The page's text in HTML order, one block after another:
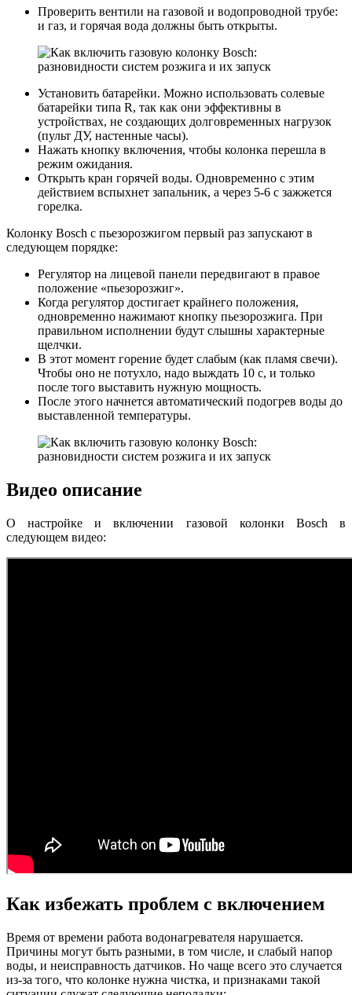
Проверить вентили на газовой и водопроводной трубе:
и газ, и горячая вода должны быть открыты.
Установить батарейки. Можно использовать солевые
батарейки типа R, так как они эффективны в
устройствах, не создающих долговременных нагрузок
(пульт ДУ, настенные часы).
Нажать кнопку включения, чтобы колонка перешла в
режим ожидания.
Открыть кран горячей воды. Одновременно с этим
действием вспыхнет запальник, а через 5-6 с зажжется
горелка.
Колонку Bosch с пьезорозжигом первый раз запускают в
следующем порядке:
Регулятор на лицевой панели передвигают в правое
положение «пьезорозжиг».
Когда регулятор достигает крайнего положения,
одновременно нажимают кнопку пьезорозжига. При
правильном исполнении будут слышны характерные
щелчки.
В этот момент горение будет слабым (как пламя свечи).
Чтобы оно не потухло, надо выждать 10 с, и только
после того выставить нужную мощность.
После этого начнется автоматический подогрев воды до
выставленной температуры.
Видео описание
О настройке и включении газовой колонки Bosch в
следующем видео:
Как избежать проблем с включением
Время от времени работа водонагревателя нарушается.
Причины могут быть разными, в том числе, и слабый напор
воды, и неисправность датчиков. Но чаще всего это случается
из-за того, что колонке нужна чистка, и признаками такой